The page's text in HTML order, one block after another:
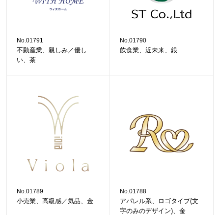
No.01791
不動産業、親しみ／優し
い、茶
No.01790
飲食業、近未来、銀
No.01789
小売業、高級感／気品、金
No.01788
アパレル系、ロゴタイプ(文
字のみのデザイン)、金